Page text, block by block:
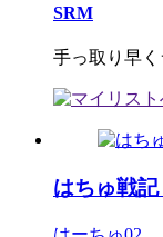
SRM
手っ取り早
はちゅ戦